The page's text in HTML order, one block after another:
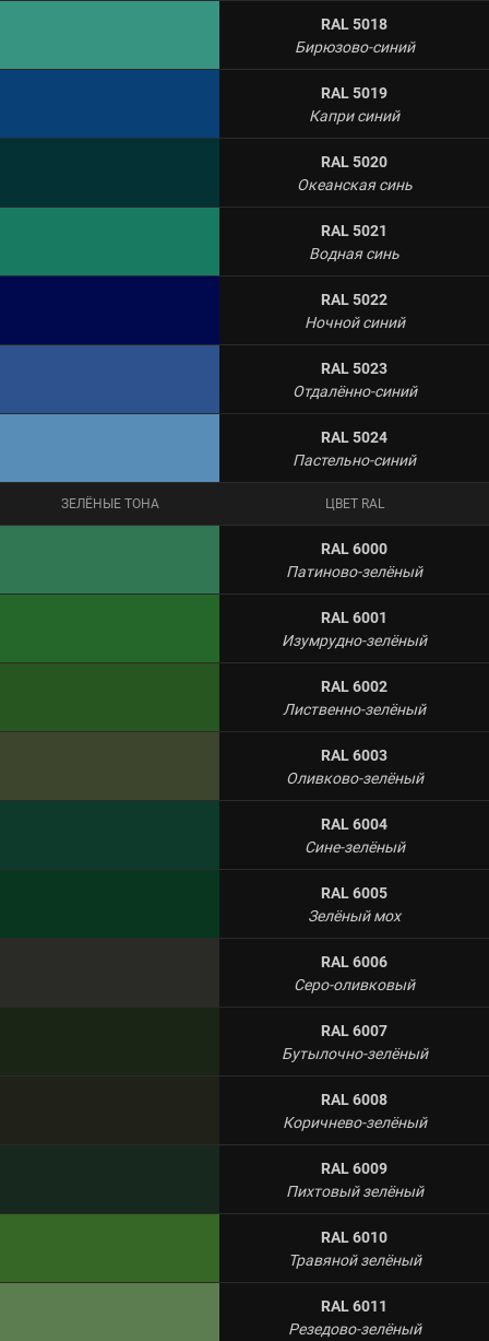
RAL 5018
Бирюзово-синий
RAL 5019
Капри синий
RAL 5020
Океанская синь
RAL 5021
Водная синь
RAL 5022
Ночной синий
RAL 5023
Отдалённо-синий
RAL 5024
Пастельно-синий
ЗЕЛЁНЫЕ ТОНА ЦВЕТ RAL
RAL 6000
Патиново-зелёный
RAL 6001
Изумрудно-зелёный
RAL 6002
Лиственно-зелёный
RAL 6003
Оливково-зелёный
RAL 6004
Сине-зелёный
RAL 6005
Зелёный мох
RAL 6006
Серо-оливковый
RAL 6007
Бутылочно-зелёный
RAL 6008
Коричнево-зелёный
RAL 6009
Пихтовый зелёный
RAL 6010
Травяной зелёный
RAL 6011
Резедово-зелёный